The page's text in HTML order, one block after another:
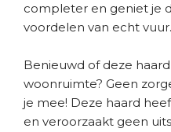
completer en geniet je
voordelen van echt vuur.
Benieuwd of deze
woonruimte? Geen
je mee! Deze haard
en veroorzaakt geen